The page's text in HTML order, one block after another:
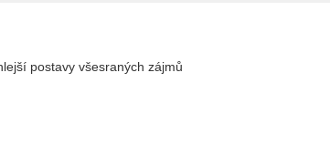
postavy všesraných zájmů